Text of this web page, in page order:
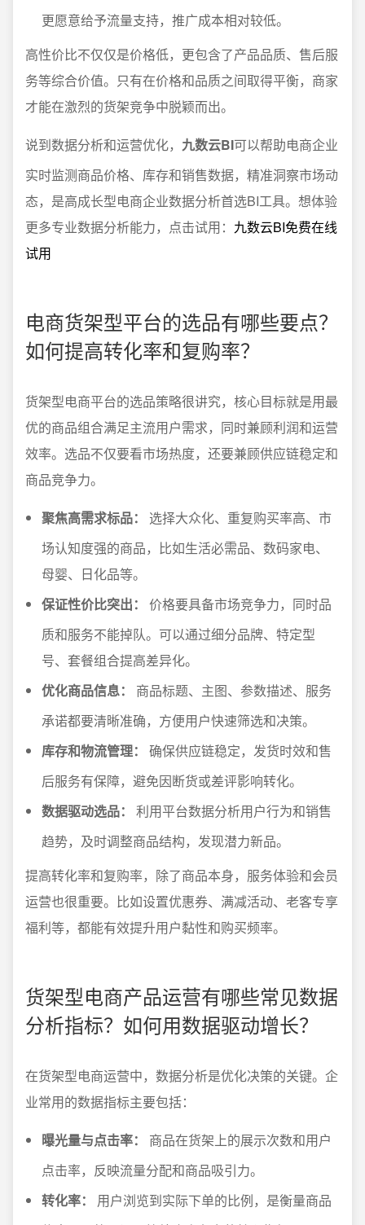
更愿意给予流量支持，推广成本相对较低。
高性价比不仅仅是价格低，更包含了产品品质、售后服
务等综合价值。只有在价格和品质之间取得平衡，商家
才能在激烈的货架竞争中脱颖而出。
说到数据分析和运营优化， 九数云BI可以帮助电商企业
实时监测商品价格、库存和销售数据，精准洞察市场动
态，是高成长型电商企业数据分析首选BI工具。想体验
更多专业数据分析能力，点击试用： 九数云BI免费在线
试用
电商货架型平台的选品有哪些要点？
如何提高转化率和复购率？
货架型电商平台的选品策略很讲究，核心目标就是用最
优的商品组合满足主流用户需求，同时兼顾利润和运营
效率。选品不仅要看市场热度，还要兼顾供应链稳定和
商品竞争力。
聚焦高需求标品：
选择大众化、重复购买率高、市
场认知度强的商品，比如生活必需品、数码家电、
母婴、日化品等。
保证性价比突出：
价格要具备市场竞争力，同时品
质和服务不能掉队。可以通过细分品牌、特定型
号、套餐组合提高差异化。
优化商品信息：
商品标题、主图、参数描述、服务
承诺都要清晰准确，方便用户快速筛选和决策。
库存和物流管理：
确保供应链稳定，发货时效和售
后服务有保障，避免因断货或差评影响转化。
数据驱动选品：
利用平台数据分析用户行为和销售
趋势，及时调整商品结构，发现潜力新品。
提高转化率和复购率，除了商品本身，服务体验和会员
运营也很重要。比如设置优惠券、满减活动、老客专享
福利等，都能有效提升用户黏性和购买频率。
货架型电商产品运营有哪些常见数据
分析指标？如何用数据驱动增长？
在货架型电商运营中，数据分析是优化决策的关键。企
业常用的数据指标主要包括：
曝光量与点击率：
商品在货架上的展示次数和用户
点击率，反映流量分配和商品吸引力。
转化率：
用户浏览到实际下单的比例，是衡量商品